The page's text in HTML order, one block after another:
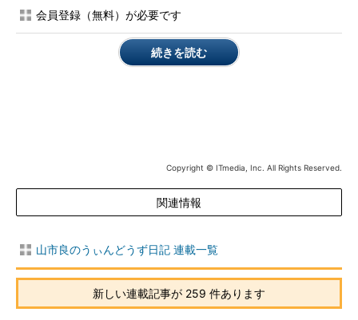
画面1 「Telnetクライアント」（Telnet.exe）はオプション
Telnetクライアントの機能を有効化する前は、当然のことなが
画面2有効化されていない「Telnetクライアント」のソー
会員登録（無料）が必要です
続きを読む
Copyright © ITmedia, Inc. All Rights Reserved.
関連情報
山市良のうぃんどうず日記 連載一覧
新しい連載記事が 259 件あります